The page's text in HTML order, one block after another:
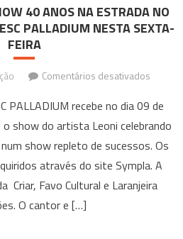
do
Centro
40 ANOS NA ESTRADA NO
PALLADIUM NESTA SEXTA-
FEIRA
Comentários desativados
LEONI
EM
SHOW
40
ANOS
PALLADIUM recebe no dia 09 de
show do artista Leoni celebrando
show repleto de sucessos. Os
através do site Sympla. A
Criar, Favo Cultural e Laranjeira
O cantor e […]